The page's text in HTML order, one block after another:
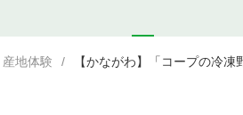
地体験 【かながわ】「コープの冷